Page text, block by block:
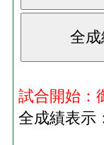
試合開始：
全成績表示